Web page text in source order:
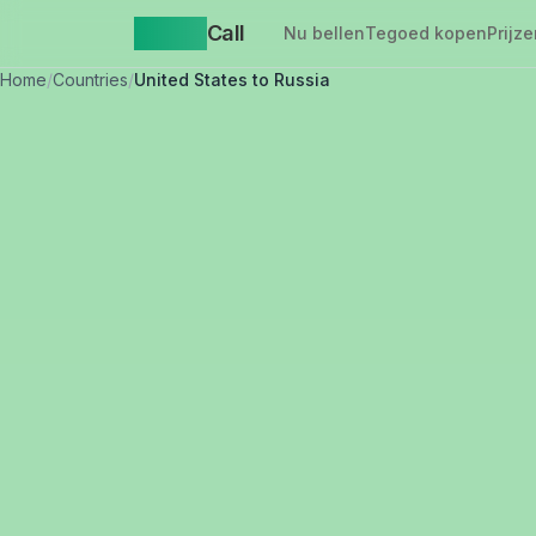
Call Nu bellenTegoed kopen
Home/Countries/United States to Russia